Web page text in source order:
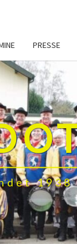
PRESSE
1938